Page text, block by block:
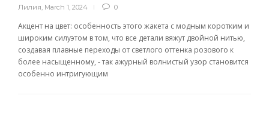
Лилия, March 1, 2024 0
Акцент на цвет: особенность этого жакета с модным коротким и
широким силуэтом в том, что все детали вяжут двойной нитью,
создавая плавные переходы от светлого оттенка розового к
более насыщенному, - так ажурный волнистый узор становится
особенно интригующим